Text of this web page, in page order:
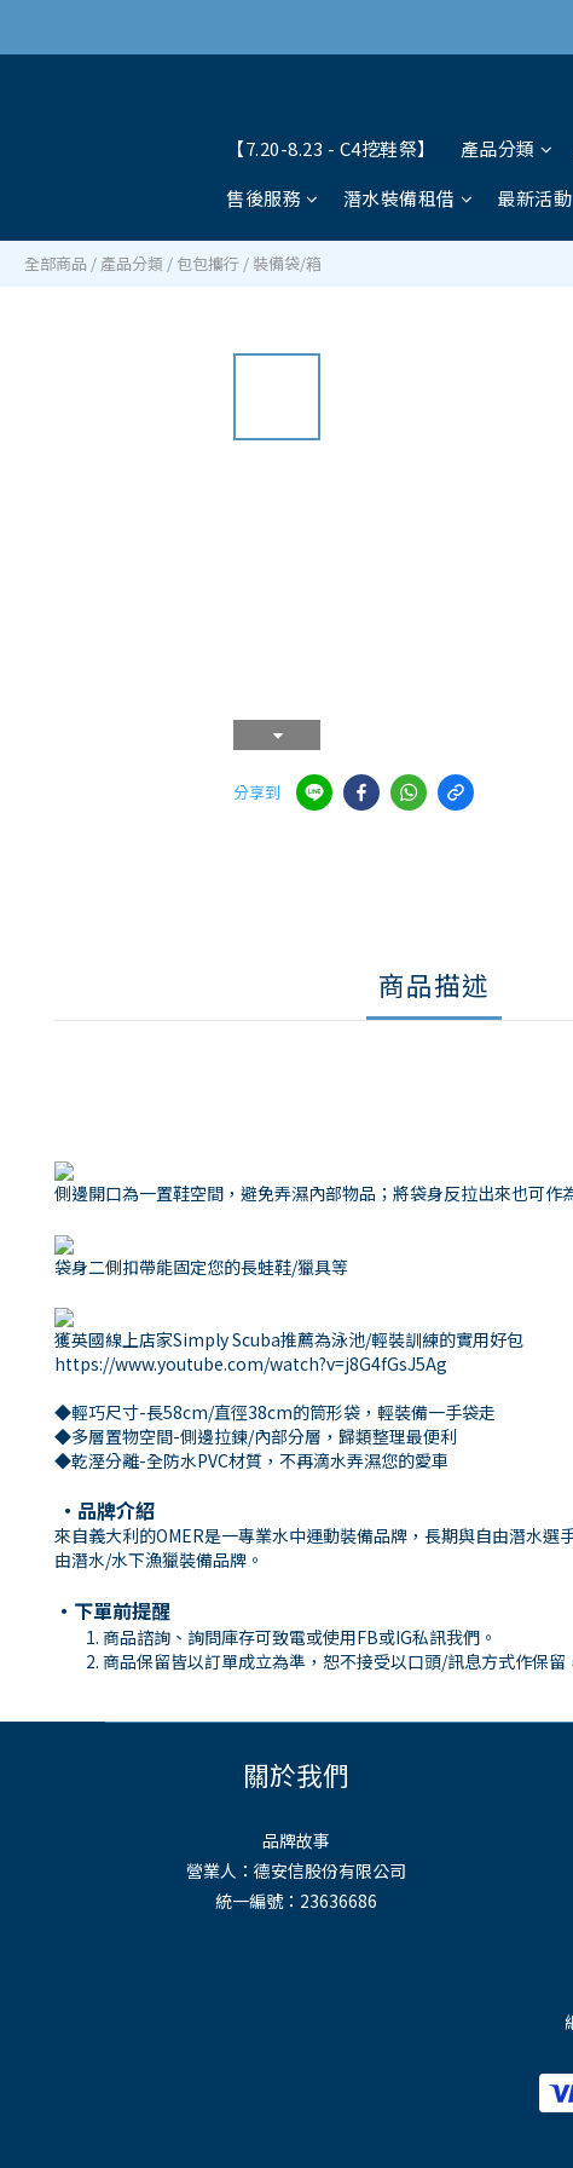
【7.20-8.23 - C4挖鞋祭】 產品分類
售後服務
潛水裝備租借 最新活動
全部商品 / 產品分類 / 包包攜行 / 裝備袋/箱
分享到
商品描述
側邊開口為一置鞋空間，避免弄濕內部物品；將袋身反拉出來也可作
袋身二側扣帶能固定您的長蛙鞋/獵具等
獲英國線上店家Simply Scuba推薦為泳池/輕裝訓練的實用好包
https://www.youtube.com/watch?v=j8G4fGsJ5Ag
◆輕巧尺寸-長58cm/直徑38cm的筒形袋，輕裝備一手袋走
◆多層置物空間-側邊拉鍊/內部分層，歸類整理最便利
◆乾溼分離-全防水PVC材質，不再滴水弄濕您的愛車
・品牌介紹
來自義大利的OMER是一專業水中運動裝備品牌，長期與自由潛水
由潛水/水下漁獵裝備品牌。
・下單前提醒
商品諮詢、詢問庫存可致電或使用FB或IG私訊我們。
商品保留皆以訂單成立為準，恕不接受以口頭/訊息方式作保留
關於我們
品牌故事
營業人：德安信股份有限公司
統一編號：23636686